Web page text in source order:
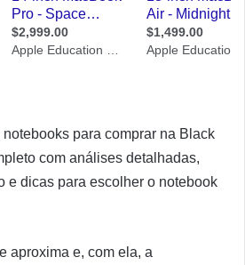
para comprar na Black
com análises detalhadas,
e dicas para escolher o notebook
aproxima e, com ela, a